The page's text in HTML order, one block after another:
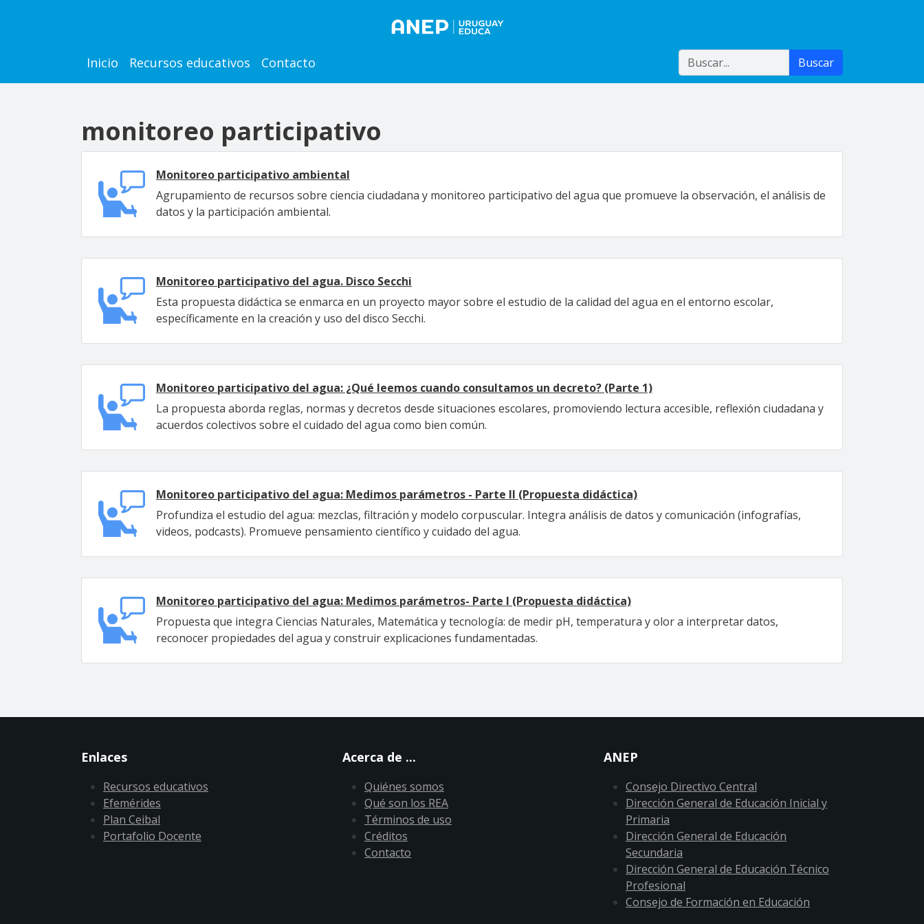
Main navigation
Inicio Recursos educativos Contacto Buscar Buscar
monitoreo participativo
Monitoreo participativo ambiental
Agrupamiento de recursos sobre ciencia ciudadana y monitoreo participativo del agua que promueve la observación, el análisis de
datos y la participación ambiental.
Monitoreo participativo del agua. Disco Secchi
Esta propuesta didáctica se enmarca en un proyecto mayor sobre el estudio de la calidad del agua en el entorno escolar,
específicamente en la creación y uso del disco Secchi.
Monitoreo participativo del agua: ¿Qué leemos cuando consultamos un decreto? (Parte 1)
La propuesta aborda reglas, normas y decretos desde situaciones escolares, promoviendo lectura accesible, reflexión ciudadana y
acuerdos colectivos sobre el cuidado del agua como bien común.
Monitoreo participativo del agua: Medimos parámetros - Parte II (Propuesta didáctica)
Profundiza el estudio del agua: mezclas, filtración y modelo corpuscular. Integra análisis de datos y comunicación (infografías,
videos, podcasts). Promueve pensamiento científico y cuidado del agua.
Monitoreo participativo del agua: Medimos parámetros- Parte I (Propuesta didáctica)
Propuesta que integra Ciencias Naturales, Matemática y tecnología: de medir pH, temperatura y olor a interpretar datos,
reconocer propiedades del agua y construir explicaciones fundamentadas.
Enlaces
Recursos educativos
Efemérides
Plan Ceibal
Portafolio Docente
Acerca de ...
Quiénes somos
Qué son los REA
Términos de uso
Créditos
Contacto
ANEP
Consejo Directivo Central
Dirección General de Educación Inicial y
Primaria
Dirección General de Educación
Secundaria
Dirección General de Educación Técnico
Profesional
Consejo de Formación en Educación